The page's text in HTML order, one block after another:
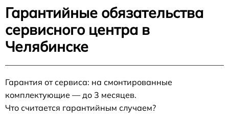
Гарантийные обязательства
сервисного центра в
Челябинске
Гарантия от сервиса: на смонтированные
комплектующие — до 3 месяцев.
Что считается гарантийным случаем?